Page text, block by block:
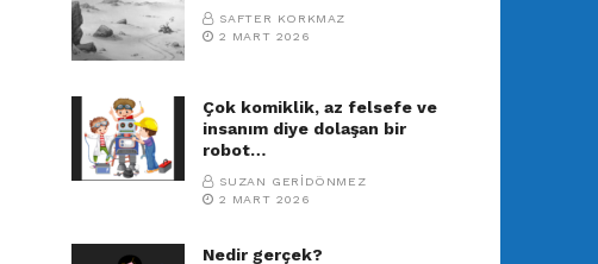
SAFTER KORKMAZ
2 MART 2026
Çok komiklik, az felsefe ve
insanım diye dolaşan bir
robot…
SUZAN GERIDÖNMEZ
2 MART 2026
Nedir gerçek?